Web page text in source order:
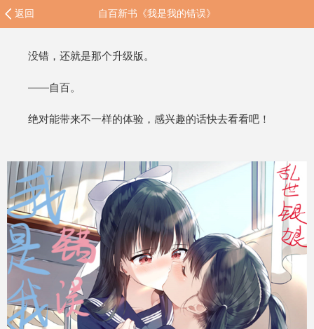
返回 自百新书《我是我的错误》
没错，还就是那个升级版。
——自百。
绝对能带来不一样的体验，感兴趣的话快去看看吧！